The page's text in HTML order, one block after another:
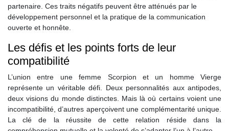
partenaire. Ces traits négatifs peuvent être atténués par le
développement personnel et la pratique de la communication
ouverte et honnête.
Les défis et les points forts de leur
compatibilité
L’union entre une femme Scorpion et un homme Vierge
représente un véritable défi. Deux personnalités aux antipodes,
deux visions du monde distinctes. Mais là où certains voient une
incompatibilité, d’autres aperçoivent une complémentarité unique.
La clé de la réussite de cette relation réside dans la